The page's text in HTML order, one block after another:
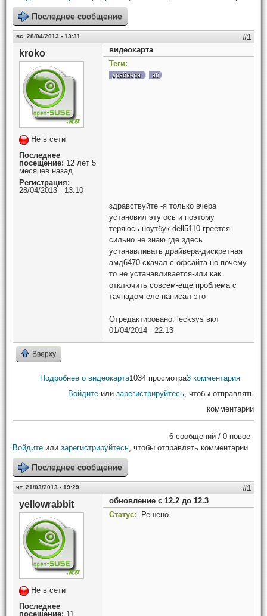
Последнее сообщение
вс, 28/04/2013 - 13:31 #1
kroko
Не в сети
Последнее
посещение: 12 лет 5
месяцев назад
Регистрация:
28/04/2013 - 13:10
видеокарта
Теги:
драйвера ati
здравствуйте -я только вчера
установил эту ось и поэтому
теряюсь-ноутбук dell5110-греется
сильно не знаю где здесь
устанавливать драйвера-дискретная
амд6470-скачал с офсайта но почему
то не устанавливается-или как
отключить совсем-еще проблема с
тачпадом еле написал это
Отредактировано: lecksys вкл
01/04/2014 - 22:13
Вверху
Подробнее о видеокарта1034 просмотра3 комментария
Войдите или зарегистрируйтесь, чтобы отправлять
комментарии
6 сообщений / 0 новое
Войдите или зарегистрируйтесь, чтобы отправлять комментарии
Последнее сообщение
чт, 21/03/2013 - 19:29 #1
yellowrabbit
Не в сети
Последнее
посещение: 11
обновление с 12.2 до 12.3
Статус:
Решено